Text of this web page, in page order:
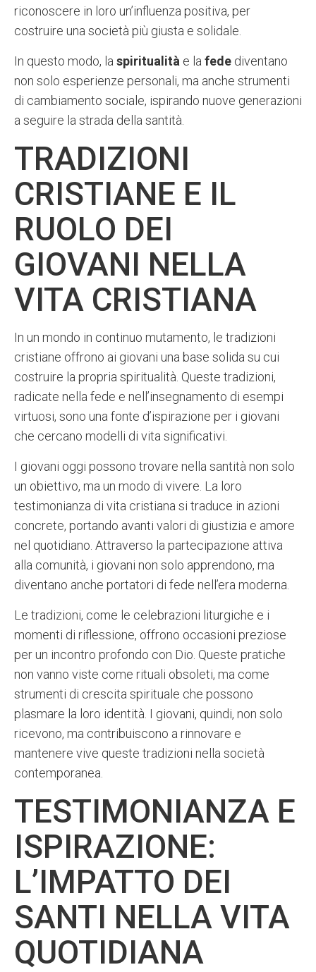
riconoscere in loro un’influenza positiva, per
costruire una società più giusta e solidale.
In questo modo, la spiritualità e la fede diventano
non solo esperienze personali, ma anche strumenti
di cambiamento sociale, ispirando nuove generazioni
a seguire la strada della santità.
TRADIZIONI
CRISTIANE E IL
RUOLO DEI
GIOVANI NELLA
VITA CRISTIANA
In un mondo in continuo mutamento, le tradizioni
cristiane offrono ai giovani una base solida su cui
costruire la propria spiritualità. Queste tradizioni,
radicate nella fede e nell’insegnamento di esempi
virtuosi, sono una fonte d’ispirazione per i giovani
che cercano modelli di vita significativi.
I giovani oggi possono trovare nella santità non solo
un obiettivo, ma un modo di vivere. La loro
testimonianza di vita cristiana si traduce in azioni
concrete, portando avanti valori di giustizia e amore
nel quotidiano. Attraverso la partecipazione attiva
alla comunità, i giovani non solo apprendono, ma
diventano anche portatori di fede nell’era moderna.
Le tradizioni, come le celebrazioni liturgiche e i
momenti di riflessione, offrono occasioni preziose
per un incontro profondo con Dio. Queste pratiche
non vanno viste come rituali obsoleti, ma come
strumenti di crescita spirituale che possono
plasmare la loro identità. I giovani, quindi, non solo
ricevono, ma contribuiscono a rinnovare e
mantenere vive queste tradizioni nella società
contemporanea.
TESTIMONIANZA E
ISPIRAZIONE:
L’IMPATTO DEI
SANTI NELLA VITA
QUOTIDIANA